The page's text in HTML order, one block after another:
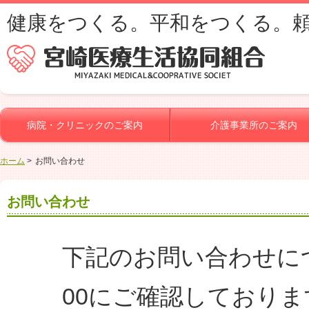
健康をつくる。平和をつくる。
病院・クリニックのご案内 介護事業所のご案内
ホーム お問い合わせ
お問い合わせ
下記のお問い合わせ
00にご確認しており